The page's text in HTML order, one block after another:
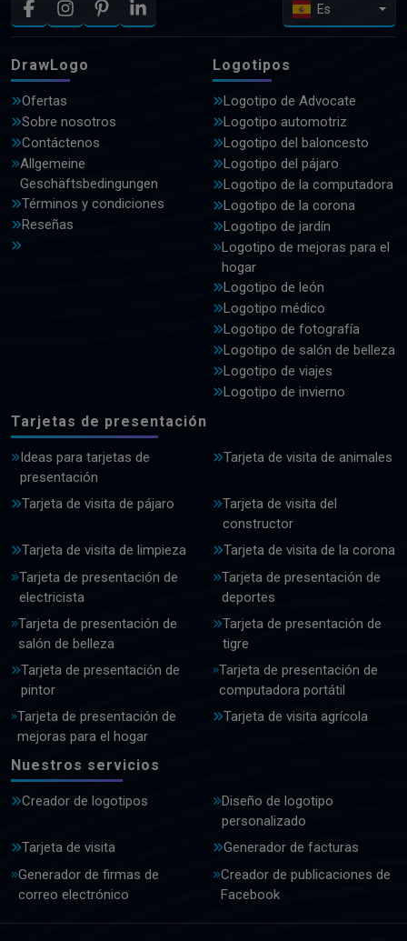
Es
DrawLogo
Ofertas
Sobre nosotros
Contáctenos
Allgemeine
Geschäftsbedingungen
Términos y condiciones
Reseñas
Logotipos
Logotipo de Advocate
Logotipo automotriz
Logotipo del baloncesto
Logotipo del pájaro
Logotipo de la computadora
Logotipo de la corona
Logotipo de jardín
Logotipo de mejoras para el
hogar
Logotipo de león
Logotipo médico
Logotipo de fotografía
Logotipo de salón de belleza
Logotipo de viajes
Logotipo de invierno
Tarjetas de presentación
Ideas para tarjetas de
presentación
Tarjeta de visita de animales
Tarjeta de visita de pájaro
Tarjeta de visita del
constructor
Tarjeta de visita de limpieza
Tarjeta de visita de la corona
Tarjeta de presentación de
electricista
Tarjeta de presentación de
deportes
Tarjeta de presentación de
salón de belleza
Tarjeta de presentación de
tigre
Tarjeta de presentación de
pintor
Tarjeta de presentación de
computadora portátil
Tarjeta de presentación de
mejoras para el hogar
Tarjeta de visita agrícola
Nuestros servicios
Creador de logotipos
Diseño de logotipo
personalizado
Tarjeta de visita
Generador de facturas
Generador de firmas de
correo electrónico
Creador de publicaciones de
Facebook